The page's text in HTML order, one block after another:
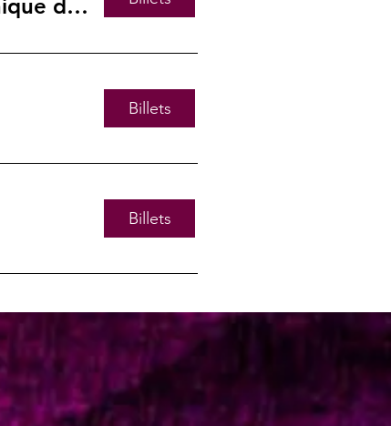
Lobgesang (Mendelssohn) - Orchestre symphonique de l'Estuaire
Billets
Billets